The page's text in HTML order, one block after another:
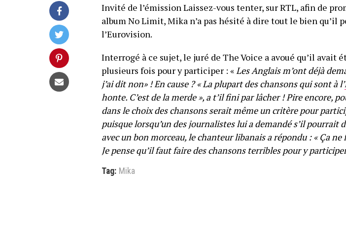
Invité de l’émission Laissez-vous tenter, sur RTL, afin de
album No Limit, Mika n’a pas hésité à dire tout le bien qu’il
l’Eurovision.
Interrogé à ce sujet, le juré de The Voice a avoué qu’il avait
plusieurs fois pour y participer : «Les Anglais m’ont déjà
j’ai dit non» ! En cause ? « La plupart des chansons qui sont à l’
honte. C’est de la merde », a t’il fini par lâcher ! Pire encore,
dans le choix des chansons serait même un critère pour
puisque lorsqu’un des journalistes lui a demandé s’il pourrait
avec un bon morceau, le chanteur libanais a répondu : « Ça
Je pense qu’il faut faire des chansons terribles pour y
Tag: Mika